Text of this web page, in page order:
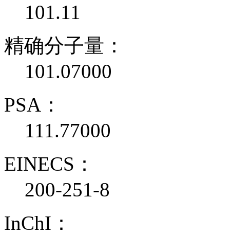
101.11
精确分子量：
101.07000
PSA：
111.77000
EINECS：
200-251-8
InChI：